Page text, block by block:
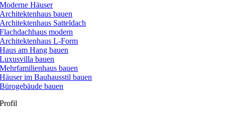
Moderne Häuser
Architektenhaus bauen
Architektenhaus Satteldach
Flachdachhaus modern
Architektenhaus L-Form
Haus am Hang bauen
Luxusvilla bauen
Mehrfamilienhaus bauen
Häuser im Bauhausstil bauen
Bürogebäude bauen
Profil